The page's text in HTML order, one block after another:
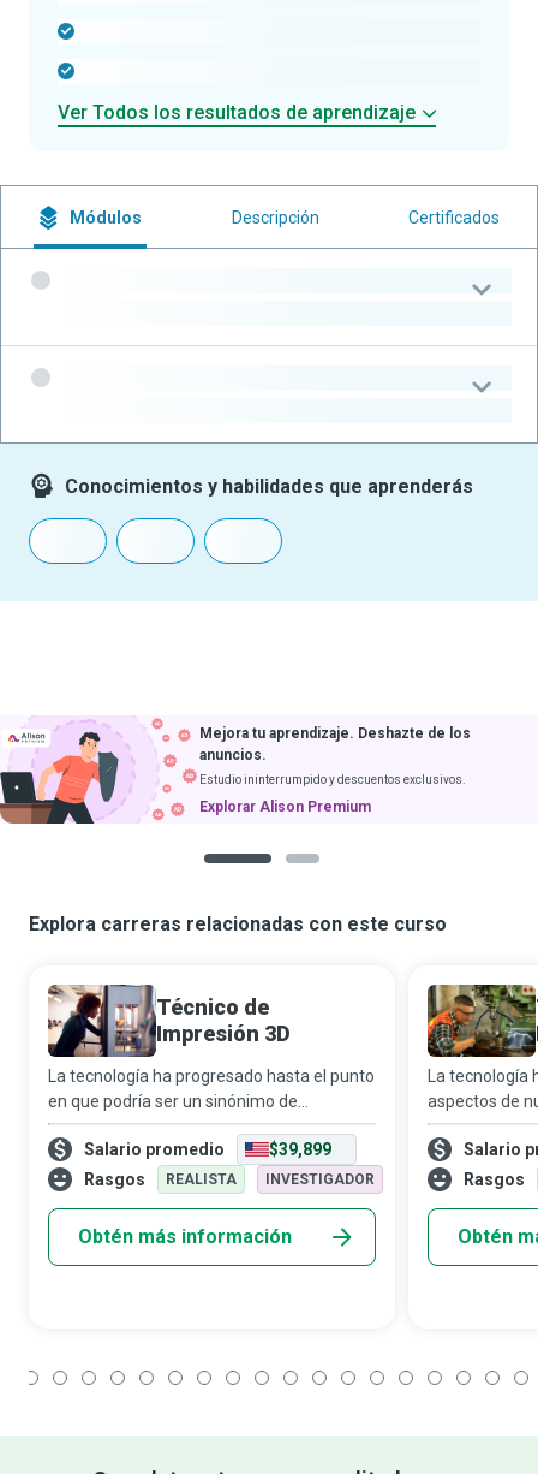
Ver Todos los resultados de aprendizaje
Módulos Descripción Certificados
Conocimientos y habilidades que aprenderás
Mejora tu aprendizaje. Deshazte de los
anuncios.
Estudio ininterrumpido y descuentos exclusivos.
Explorar Alison Premium
Explora carreras relacionadas con este curso
Técnico de
Impresión 3D
La tecnología ha progresado hasta el punto
en que podría ser un sinónimo de
evolución. Uno de sus avances más
recientes es la impresora 3D, que crea
objetos de entretenimiento y, por el otro
Salario promedio
$39,899
Rasgos
REALISTA INVESTIGADOR
Obtén más información
La
aspectos de
hacer café
del mundo.
Salario
Rasgos
Obtén